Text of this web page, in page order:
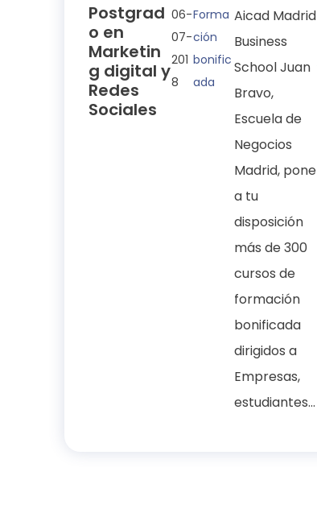
Postgrad
o en
Marketin
g digital y
Redes
Sociales
06-
07-
201
8
Forma
ción
bonific
ada
Aicad Madrid
Business
School Juan
Bravo,
Escuela de
Negocios
Madrid, pone
a tu
disposición
más de 300
cursos de
formación
bonificada
dirigidos a
Empresas,
estudiantes...